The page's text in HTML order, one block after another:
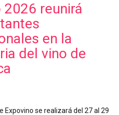
2026 reunirá
en la
del vino de
Expovino se realizará del 27 al 29